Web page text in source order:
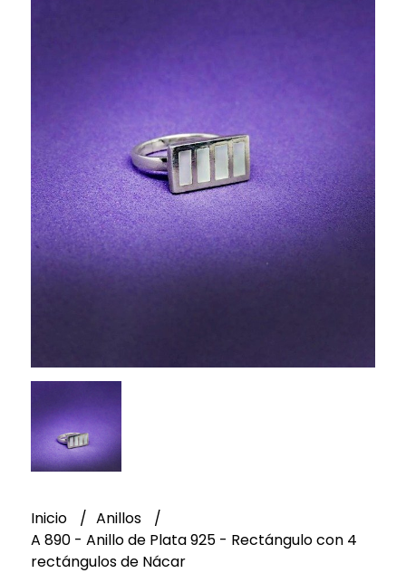
Inicio
Anillos
A 890 - Anillo de Plata 925 - Rectángulo con 4
rectángulos de Nácar